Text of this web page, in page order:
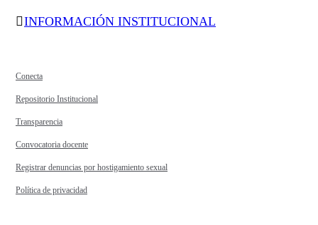
INFORMACIÓN INSTITUCIONAL
Conecta
Repositorio Institucional
Transparencia
Convocatoria docente
Registrar denuncias por hostigamiento sexual
Política de privacidad